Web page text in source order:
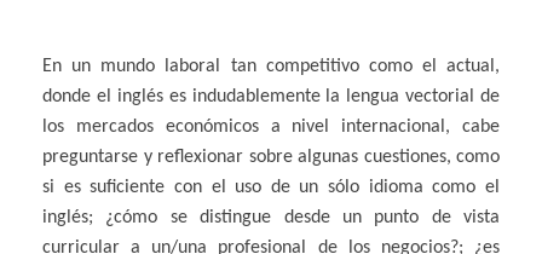
En un mundo laboral tan competitivo como el actual,
donde el inglés es indudablemente la lengua vectorial de
los mercados económicos a nivel internacional, cabe
preguntarse y reflexionar sobre algunas cuestiones, como
si es suficiente con el uso de un sólo idioma como el
inglés; ¿cómo se distingue desde un punto de vista
curricular a un/una profesional de los negocios?; ¿es